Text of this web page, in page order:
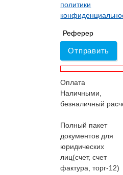
политики
Реферер
Отправить
Оплата
Наличными,
безналичный
Полный пакет
документов для
юридических
лиц(счет, счет
фактура, торг-12)